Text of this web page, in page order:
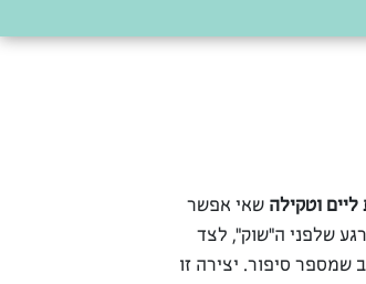
ליים וטקילה שאי אפשר
שלפני ה”שוק”, לצד
שמספר סיפור. יצירה זו